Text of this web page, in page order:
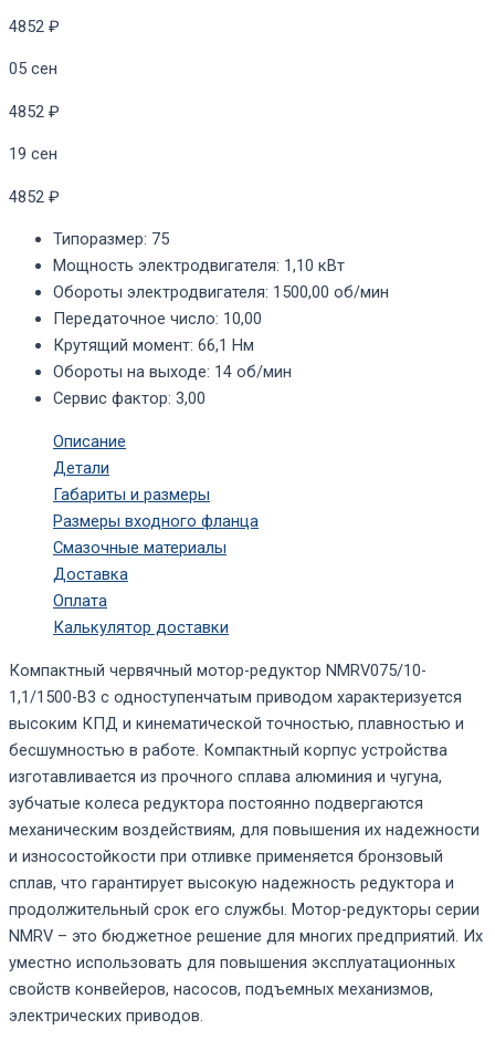
4852 ₽
05 сен
4852 ₽
19 сен
4852 ₽
Типоразмер: 75
Мощность электродвигателя: 1,10 кВт
Обороты электродвигателя: 1500,00 об/мин
Передаточное число: 10,00
Крутящий момент: 66,1 Нм
Обороты на выходе: 14 об/мин
Сервис фактор: 3,00
Описание
Детали
Габариты и размеры
Размеры входного фланца
Смазочные материалы
Доставка
Оплата
Калькулятор доставки
Компактный червячный мотор-редуктор NMRV075/10-
1,1/1500-В3 с одноступенчатым приводом характеризуется
высоким КПД и кинематической точностью, плавностью и
бесшумностью в работе. Компактный корпус устройства
изготавливается из прочного сплава алюминия и чугуна,
зубчатые колеса редуктора постоянно подвергаются
механическим воздействиям, для повышения их надежности
и износостойкости при отливке применяется бронзовый
сплав, что гарантирует высокую надежность редуктора и
продолжительный срок его службы. Мотор-редукторы серии
NMRV – это бюджетное решение для многих предприятий. Их
уместно использовать для повышения эксплуатационных
свойств конвейеров, насосов, подъемных механизмов,
электрических приводов.